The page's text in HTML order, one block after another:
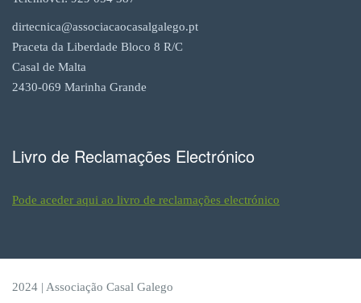
dirtecnica@associacaocasalgalego.pt
Praceta da Liberdade Bloco 8 R/C
Casal de Malta
2430-069 Marinha Grande
Livro de Reclamações Electrónico
Pode aceder aqui ao livro de reclamações electrónico
2024 | Associação Casal Galego